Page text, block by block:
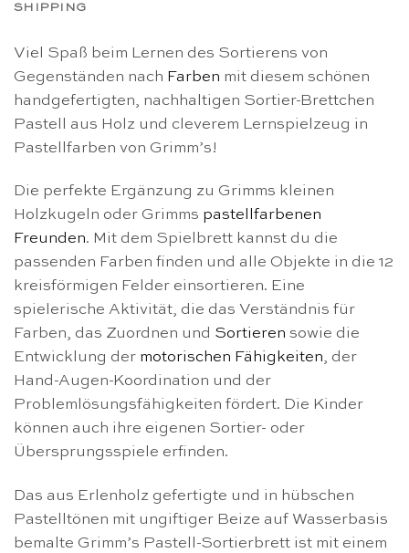
SHIPPING
Viel Spaß beim Lernen des Sortierens von
Gegenständen nach Farben mit diesem schönen
handgefertigten, nachhaltigen Sortier-Brettchen
Pastell aus Holz und cleverem Lernspielzeug in
Pastellfarben von Grimm’s!
Die perfekte Ergänzung zu Grimms kleinen
Holzkugeln oder Grimms pastellfarbenen
Freunden. Mit dem Spielbrett kannst du die
passenden Farben finden und alle Objekte in die 12
kreisförmigen Felder einsortieren. Eine
spielerische Aktivität, die das Verständnis für
Farben, das Zuordnen und Sortieren sowie die
Entwicklung der motorischen Fähigkeiten, der
Hand-Augen-Koordination und der
Problemlösungsfähigkeiten fördert. Die Kinder
können auch ihre eigenen Sortier- oder
Übersprungsspiele erfinden.
Das aus Erlenholz gefertigte und in hübschen
Pastelltönen mit ungiftiger Beize auf Wasserbasis
bemalte Grimm’s Pastell-Sortierbrett ist mit einem